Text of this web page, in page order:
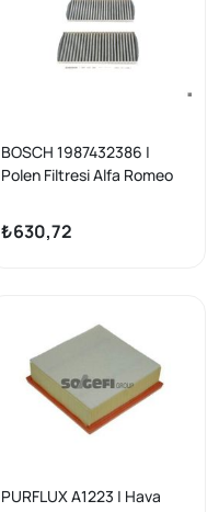
BOSCH 1987432386 |
Polen Filtresi Alfa Romeo
1.9 JTD 2.0 16V 3.2 Gta 2.4
JTD 03-10
₺630,72
PURFLUX A1223 | Hava